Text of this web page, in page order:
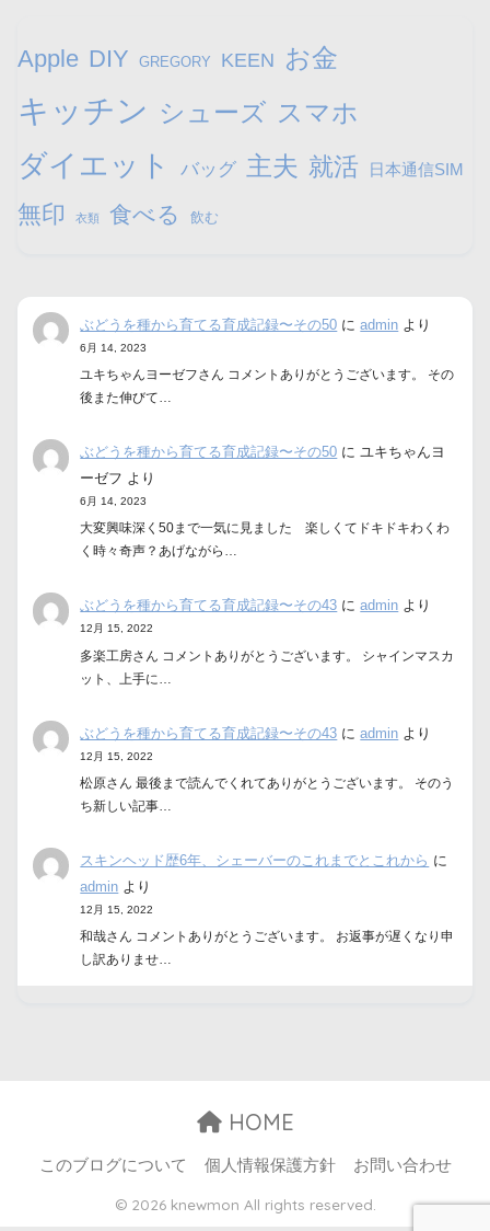
Apple DIY GREGORY KEEN お金
キッチン シューズ スマホ
ダイエット バッグ 主夫 就活 日本通信SIM
無印 衣類 食べる 飲む
ぶどうを種から育てる育成記録〜その50 にadmin より
6月 14, 2023
ユキちゃんヨーゼフさん コメントありがとうございます。 その
後また伸びて…
ぶどうを種から育てる育成記録〜その50 にユキちゃんヨ
ーゼフ より
6月 14, 2023
大変興味深く50まで一気に見ました 楽しくてドキドキわくわ
く時々奇声？あげながら…
ぶどうを種から育てる育成記録〜その43 にadmin より
12月 15, 2022
多楽工房さん コメントありがとうございます。 シャインマスカ
ット、上手に…
ぶどうを種から育てる育成記録〜その43 にadmin より
12月 15, 2022
松原さん 最後まで読んでくれてありがとうございます。 そのう
ち新しい記事…
スキンヘッド歴6年、シェーバーのこれまでとこれから に
admin より
12月 15, 2022
和哉さん コメントありがとうございます。 お返事が遅くなり申
し訳ありませ…
HOME
このブログについて 個人情報保護方針 お問い合わせ
© 2026 knewmon All rights reserved.